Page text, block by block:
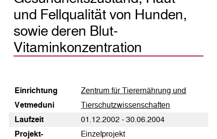
und Fellqualität von Hunden,
sowie deren Blut-
Vitaminkonzentration
Einrichtung
Vetmeduni
Zentrum für Tierernährung und
Tierschutzwissenschaften
Laufzeit
01.12.2002 - 30.06.2004
Pro­jekt­
Einzelprojekt